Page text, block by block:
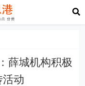
薛城机构积极
活动